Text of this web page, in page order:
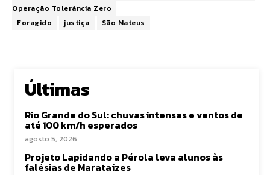
Operação Tolerância Zero
Foragido
justiça São Mateus
Últimas
Rio Grande do Sul: chuvas intensas e ventos de
até 100 km/h esperados
agosto 5, 2026
Projeto Lapidando a Pérola leva alunos às
falésias de Marataízes